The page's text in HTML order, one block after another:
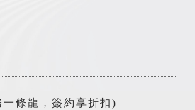
條龍，簽約享折扣)